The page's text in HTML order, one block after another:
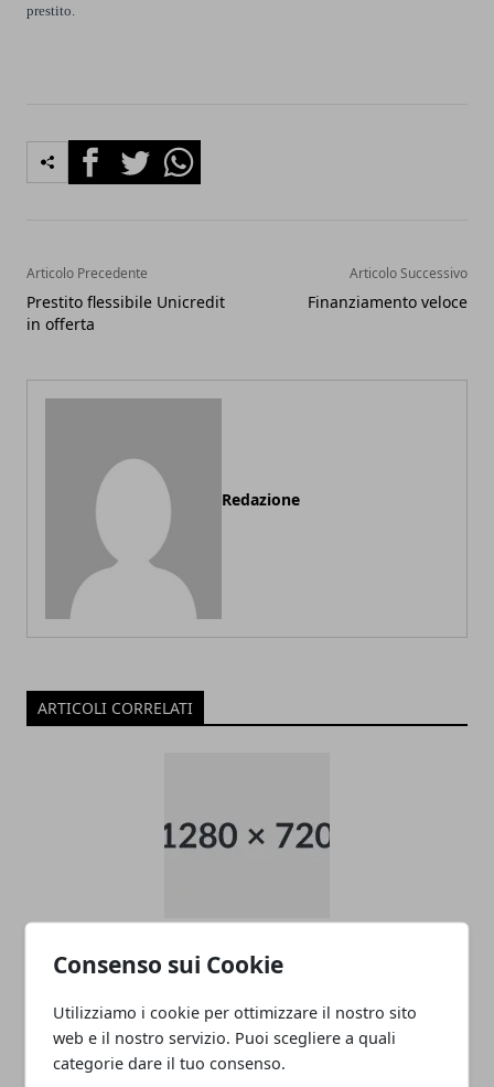
Consenso sui Cookie
Utilizziamo i cookie per ottimizzare il nostro sito
web e il nostro servizio. Puoi scegliere a quali
categorie dare il tuo consenso.
prestito.
FacebookTwitterWhatsapp
Articolo Precedente
Prestito flessibile Unicredit
in offerta
Articolo Successivo
Finanziamento veloce
Redazione
ARTICOLI CORRELATI
Unicredit, prestito Credit Express Mini